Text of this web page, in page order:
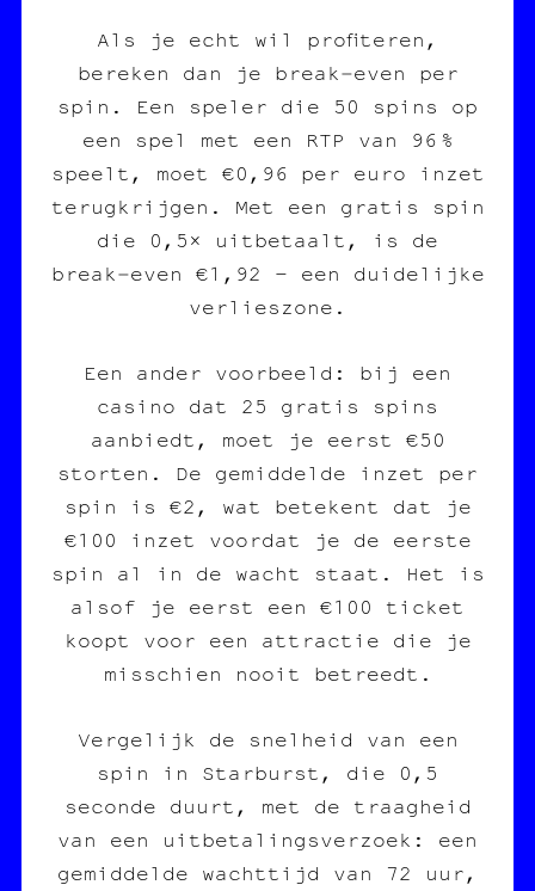
Als je echt wil profiteren,
bereken dan je break‑even per
spin. Een speler die 50 spins op
een spel met een RTP van 96 %
speelt, moet €0,96 per euro inzet
terugkrijgen. Met een gratis spin
die 0,5× uitbetaalt, is de
break‑even €1,92 – een duidelijke
verlieszone.
Een ander voorbeeld: bij een
casino dat 25 gratis spins
aanbiedt, moet je eerst €50
storten. De gemiddelde inzet per
spin is €2, wat betekent dat je
€100 inzet voordat je de eerste
spin al in de wacht staat. Het is
alsof je eerst een €100 ticket
koopt voor een attractie die je
misschien nooit betreedt.
Vergelijk de snelheid van een
spin in Starburst, die 0,5
seconde duurt, met de traagheid
van een uitbetalingsverzoek: een
gemiddelde wachttijd van 72 uur,